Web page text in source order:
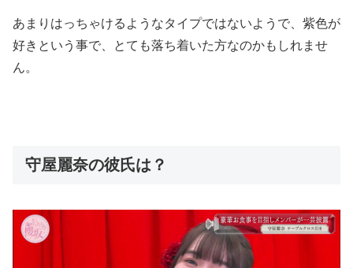
あまりはっちゃけるようなタイプではないようで、紫色が
好きという事で、とても落ち着いた方なのかもしれませ
ん。
守屋麗奈の彼氏は？